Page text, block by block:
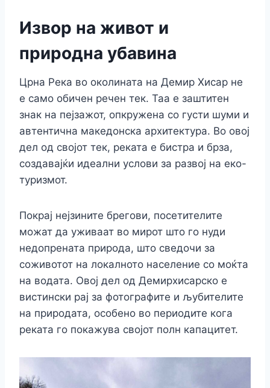
Извор на живот и
природна убавина
Црна Река во околината на Демир Хисар не
е само обичен речен тек. Таа е заштитен
знак на пејзажот, опкружена со густи шуми и
автентична македонска архитектура. Во овој
дел од својот тек, реката е бистра и брза,
создавајќи идеални услови за развој на еко-
туризмот.
Покрај нејзините брегови, посетителите
можат да уживаат во мирот што го нуди
недопрената природа, што сведочи за
соживотот на локалното население со моќта
на водата. Овој дел од Демирхисарско е
вистински рај за фотографите и љубителите
на природата, особено во периодите кога
реката го покажува својот полн капацитет.